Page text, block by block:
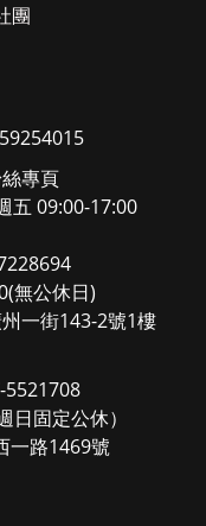
團
專頁
五 09:00-17:00
無公休日)
一街143-2號1樓
5521708
固定公休）
一路1469號